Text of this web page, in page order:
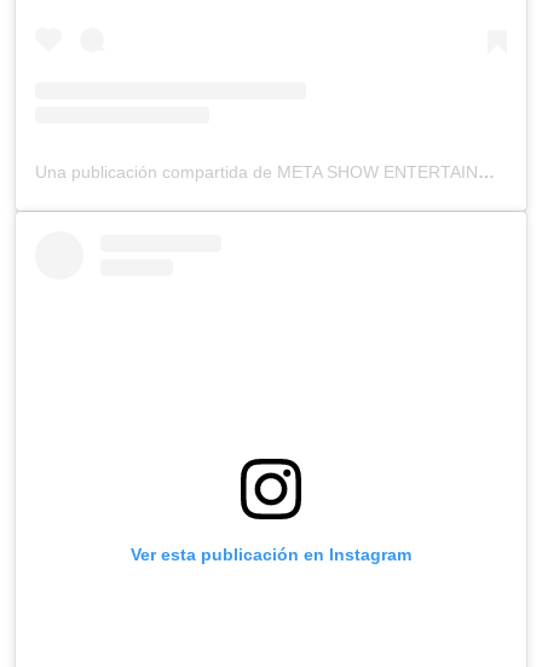
Una publicación compartida de META SHOW ENTERTAINMENT (@metashow_elsalvador)
Ver esta publicación en Instagram